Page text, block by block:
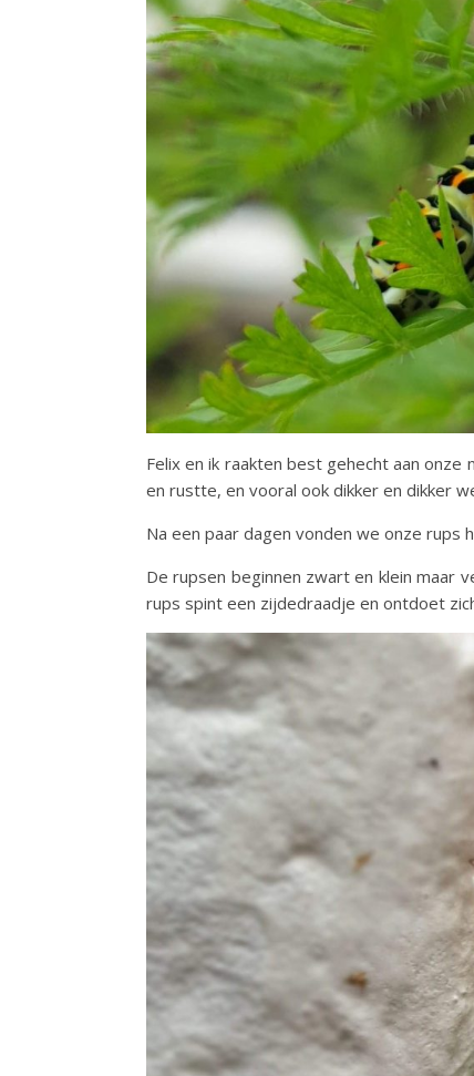
Felix en ik raakten best gehecht aan
en rustte, en vooral ook dikker en dikker
Na een paar dagen vonden we onze rups
De rupsen beginnen zwart en klein maar
rups spint een zijdedraadje en ontdoet